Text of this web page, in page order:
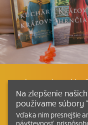
Listovať Plán
Kontakt Ako
Na zlepšenie
používame súbory
Vďaka nim presnejšie
návštevnosť,